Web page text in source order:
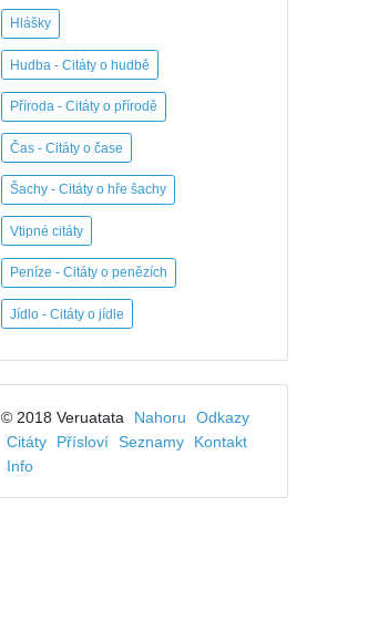
Hlášky
Hudba - Citáty o hudbě
Příroda - Citáty o přírodě
Čas - Citáty o čase
Šachy - Citáty o hře šachy
Vtipné citáty
Peníze - Citáty o penězích
Jídlo - Citáty o jídle
© 2018 Veruatata Nahoru
Odkazy
Citáty
Přísloví Seznamy
Kontakt
Info